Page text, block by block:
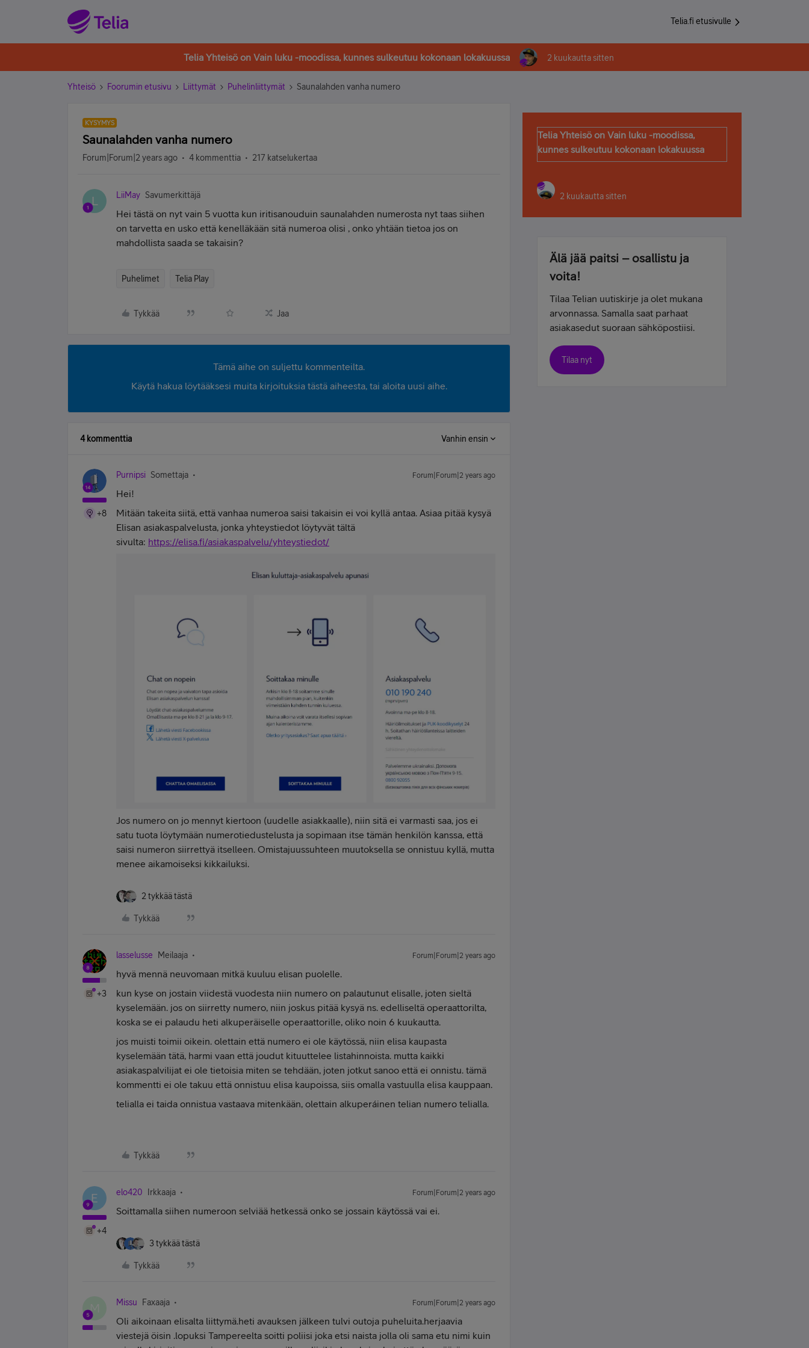
Telia.fi etusivulle
Telia Yhteisö on Vain luku -moodissa, kunnes sulkeutuu kokonaan lokakuussa 2 kuukautta sitten
Yhteisö Foorumin etusivu Liittymät Puhelinliittymät Saunalahden vanha numero
KYSYMYS
Saunalahden vanha numero
Forum|Forum|2 years ago 4 kommenttia 217 katselukertaa
L LiiMay Savumerkittäjä
Hei tästä on nyt vain 5 vuotta kun iritisanouduin saunalahden numerosta nyt taas siihen
on tarvetta en usko että kenelläkään sitä numeroa olisi , onko yhtään tietoa jos on
mahdollista saada se takaisin?
Puhelimet Telia Play
Tykkää Jaa
Tämä aihe on suljettu kommenteilta.
Käytä hakua löytääksesi muita kirjoituksia tästä aiheesta, tai aloita uusi aihe.
4 kommenttia Vanhin ensin
+8
Purnipsi Somettaja Forum|Forum|2 years ago
Hei!
Mitään takeita siitä, että vanhaa numeroa saisi takaisin ei voi kyllä antaa. Asiaa pitää kysyä
Elisan asiakaspalvelusta, jonka yhteystiedot löytyvät tältä
sivulta: https://elisa.fi/asiakaspalvelu/yhteystiedot/
Jos numero on jo mennyt kiertoon (uudelle asiakkaalle), niin sitä ei varmasti saa, jos ei
satu tuota löytymään numerotiedustelusta ja sopimaan itse tämän henkilön kanssa, että
saisi numeron siirrettyä itselleen. Omistajuussuhteen muutoksella se onnistuu kyllä, mutta
menee aikamoiseksi kikkailuksi.
2 tykkää tästä
Tykkää
+3
lasselusse Meilaaja Forum|Forum|2 years ago
hyvä mennä neuvomaan mitkä kuuluu elisan puolelle.
kun kyse on jostain viidestä vuodesta niin numero on palautunut elisalle, joten sieltä
kyselemään. jos on siirretty numero, niin joskus pitää kysyä ns. edelliseltä operaattorilta,
koska se ei palaudu heti alkuperäiselle operaattorille, oliko noin 6 kuukautta.
jos muisti toimii oikein. olettain että numero ei ole käytössä, niin elisa kaupasta
kyselemään tätä, harmi vaan että joudut kituuttelee listahinnoista. mutta kaikki
asiakaspalvilijat ei ole tietoisia miten se tehdään, joten jotkut sanoo että ei onnistu. tämä
kommentti ei ole takuu että onnistuu elisa kaupoissa, siis omalla vastuulla elisa kauppaan.
telialla ei taida onnistua vastaava mitenkään, olettain alkuperáinen telian numero telialla.
Tykkää
E
+4
elo420 Irkkaaja Forum|Forum|2 years ago
Soittamalla siihen numeroon selviää hetkessä onko se jossain käytössä vai ei.
3 tykkää tästä
Tykkää
M Missu Faxaaja Forum|Forum|2 years ago
Oli aikoinaan elisalta liittymä.heti avauksen jälkeen tulvi outoja puheluita.herjaavia
viestejä öisin .lopuksi Tampereelta soitti poliisi joka etsi naista jolla oli sama etu nimi kuin
Telia Yhteisö on Vain luku -moodissa,
kunnes sulkeutuu kokonaan lokakuussa
2 kuukautta sitten
Älä jää paitsi – osallistu ja
voita!
Tilaa Telian uutiskirje ja olet mukana
arvonnassa. Samalla saat parhaat
asiakasedut suoraan sähköpostiisi.
Tilaa nyt